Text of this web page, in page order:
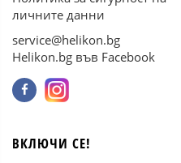
личните данни
service@helikon.bg
Helikon.bg във Facebook
ВКЛЮЧИ СЕ!